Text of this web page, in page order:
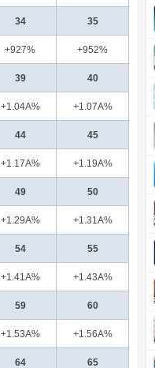
34 35
+927% +952%
39 40
+1.04A% +1.07A%
44 45
+1.17A% +1.19A%
49 50
+1.29A% +1.31A%
54 55
+1.41A% +1.43A%
59 60
+1.53A% +1.56A%
64 65